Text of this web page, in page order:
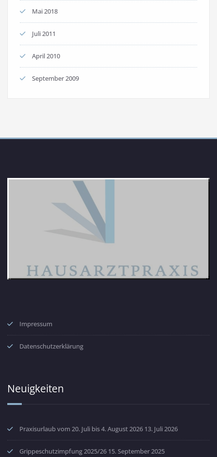
Mai 2018
Juli 2011
April 2010
September 2009
Impressum
Datenschutzerklärung
Neuigkeiten
Praxisurlaub vom 20. Juli bis 4. August 2026 13. Juli 2026
Grippeschutzimpfung 2025/26 15. September 2025